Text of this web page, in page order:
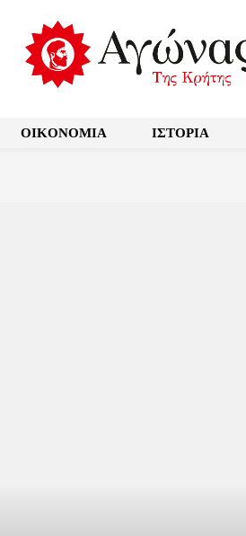
OIKONOMIA ΙΣΤΟΡΙΑ